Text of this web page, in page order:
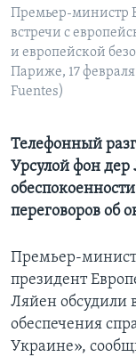
Премьер-министр
встречи с
и европейской
Париже, 17
Fuentes)
Телефонный
Урсулой фон
переговоров об
Премьер-
президент
Ляйен обсудили
обеспечения
Украине»,